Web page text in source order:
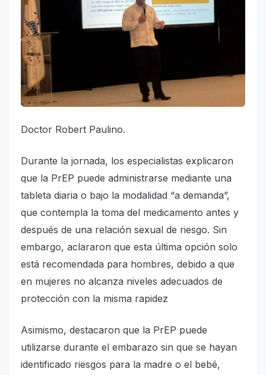
Doctor Robert Paulino.
Durante la jornada, los especialistas explicaron
que la PrEP puede administrarse mediante una
tableta diaria o bajo la modalidad “a demanda”,
que contempla la toma del medicamento antes y
después de una relación sexual de riesgo. Sin
embargo, aclararon que esta última opción solo
está recomendada para hombres, debido a que
en mujeres no alcanza niveles adecuados de
protección con la misma rapidez
Asimismo, destacaron que la PrEP puede
utilizarse durante el embarazo sin que se hayan
identificado riesgos para la madre o el bebé,